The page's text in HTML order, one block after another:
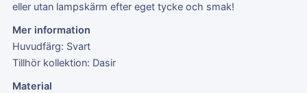
eller utan lampskärm efter eget tycke och smak!
Mer information
Huvudfärg: Svart
Tillhör kollektion: Dasir
Material